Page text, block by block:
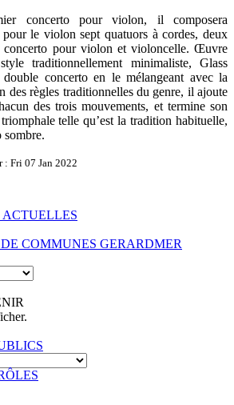
concerto pour violon, il composera
le violon sept quatuors à cordes, deux
concerto pour violon et violoncelle. Œuvre
traditionnellement minimaliste, Glass
double concerto en le mélangeant avec la
des règles traditionnelles du genre, il ajoute
des trois mouvements, et termine son
telle qu’est la tradition habituelle,
sombre.
: Fri 07 Jan 2022
ACTUELLES
COMMUNES GERARDMER